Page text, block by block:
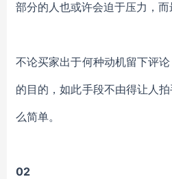
部分的人也或许会迫于压力，而
不论买家出于何种动机留下评
的目的，如此手段不由得让人
么简单。
02